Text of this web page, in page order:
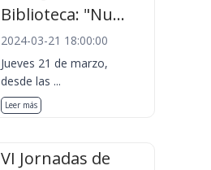
Biblioteca: "Nu...
2024-03-21 18:00:00
Jueves 21 de marzo,
desde las ...
Leer más
VI Jornadas de